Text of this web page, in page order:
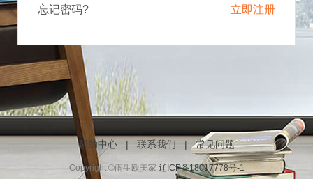
忘记密码? 立即注册
帮助中心 | 联系我们 | 常见问题
Copyright ©雨生欧美家 辽ICP备18017778号-1